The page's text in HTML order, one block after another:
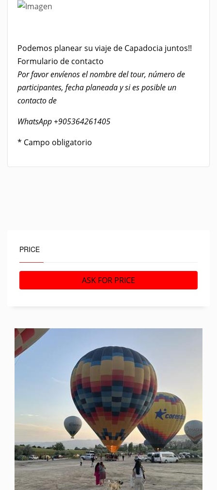
Podemos planear su viaje de Capadocia juntos!!
​Formulario de contacto
Por favor envíenos el nombre del tour, número de
participantes, fecha planeada y si es posible un
contacto de
WhatsApp +905364261405
* Campo obligatorio
PRICE
ASK FOR PRICE